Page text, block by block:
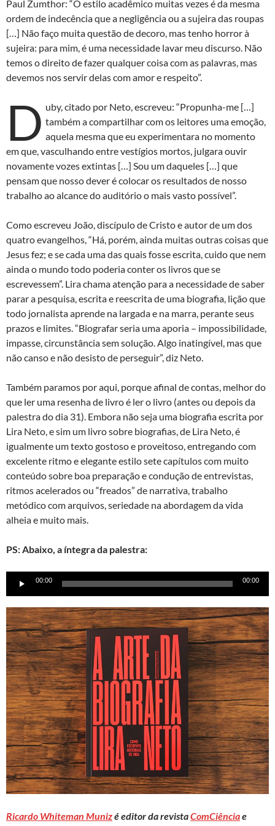
Paul Zumthor: “O estilo acadêmico muitas vezes é da mesma
ordem de indecência que a negligência ou a sujeira das roupas
[…] Não faço muita questão de decoro, mas tenho horror à
sujeira: para mim, é uma necessidade lavar meu discurso. Não
temos o direito de fazer qualquer coisa com as palavras, mas
devemos nos servir delas com amor e respeito”.
D uby, citado por Neto, escreveu: “Propunha-me […]
também a compartilhar com os leitores uma emoção,
aquela mesma que eu experimentara no momento
em que, vasculhando entre vestígios mortos, julgara ouvir
novamente vozes extintas […] Sou um daqueles […] que
pensam que nosso dever é colocar os resultados de nosso
trabalho ao alcance do auditório o mais vasto possível”.
Como escreveu João, discípulo de Cristo e autor de um dos
quatro evangelhos, “Há, porém, ainda muitas outras coisas que
Jesus fez; e se cada uma das quais fosse escrita, cuido que nem
ainda o mundo todo poderia conter os livros que se
escrevessem”. Lira chama atenção para a necessidade de saber
parar a pesquisa, escrita e reescrita de uma biografia, lição que
todo jornalista aprende na largada e na marra, perante seus
prazos e limites. “Biografar seria uma aporia – impossibilidade,
impasse, circunstância sem solução. Algo inatingível, mas que
não canso e não desisto de perseguir”, diz Neto.
Também paramos por aqui, porque afinal de contas, melhor do
que ler uma resenha de livro é ler o livro (antes ou depois da
palestra do dia 31). Embora não seja uma biografia escrita por
Lira Neto, e sim um livro sobre biografias, de Lira Neto, é
igualmente um texto gostoso e proveitoso, entregando com
excelente ritmo e elegante estilo sete capítulos com muito
conteúdo sobre boa preparação e condução de entrevistas,
ritmos acelerados ou “freados” de narrativa, trabalho
metódico com arquivos, seriedade na abordagem da vida
alheia e muito mais.
PS: Abaixo, a íntegra da palestra:
Tocador
áudio
00:00 00:00
Ricardo Whiteman Munizé editor da revistaComCiênciae